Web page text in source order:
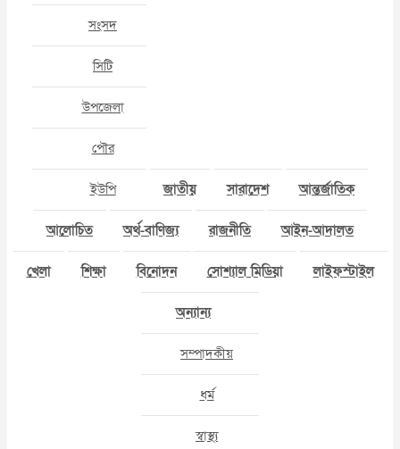
সংসদ
সিটি
উপজেলা
পৌর
ইউপি জাতীয় সারাদেশ আন্তর্জাতিক
আলোচিত অর্থ-বাণিজ্য রাজনীতি আইন-আদালত
খেলা শিক্ষা বিনোদন সোশ্যাল মিডিয়া লাইফস্টাইল
অন্যান্য
সম্পাদকীয়
ধর্ম
স্বাস্থ্য